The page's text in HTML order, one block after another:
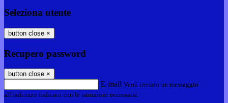
Seleziona utente
button close ×
Recupero password
button close ×
E-mail Verrà inviato un messaggio
all'indirizzo indicato con le istruzioni necessarie.